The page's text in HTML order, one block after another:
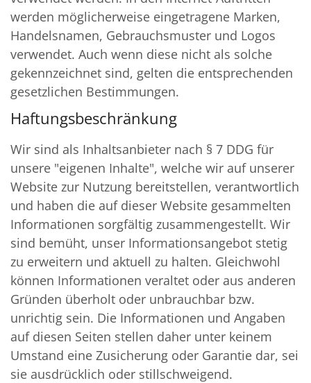
werden möglicherweise eingetragene Marken,
Handelsnamen, Gebrauchsmuster und Logos
verwendet. Auch wenn diese nicht als solche
gekennzeichnet sind, gelten die entsprechenden
gesetzlichen Bestimmungen.
Haftungsbeschränkung
Wir sind als Inhaltsanbieter nach § 7 DDG für
unsere "eigenen Inhalte", welche wir auf unserer
Website zur Nutzung bereitstellen, verantwortlich
und haben die auf dieser Website gesammelten
Informationen sorgfältig zusammengestellt. Wir
sind bemüht, unser Informationsangebot stetig
zu erweitern und aktuell zu halten. Gleichwohl
können Informationen veraltet oder aus anderen
Gründen überholt oder unbrauchbar bzw.
unrichtig sein. Die Informationen und Angaben
auf diesen Seiten stellen daher unter keinem
Umstand eine Zusicherung oder Garantie dar, sei
sie ausdrücklich oder stillschweigend.